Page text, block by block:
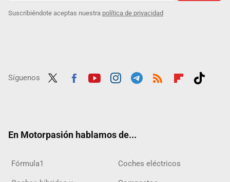
Suscribiéndote aceptas nuestra política de privacidad
Síguenos
En Motorpasión hablamos de...
Fórmula1 Coches eléctricos